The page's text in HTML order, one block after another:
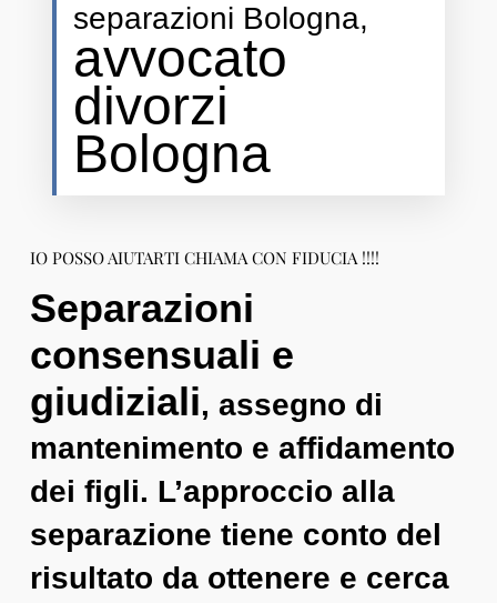
separazioni Bologna,
avvocato
divorzi
Bologna
IO POSSO AIUTARTI CHIAMA CON FIDUCIA !!!!
Separazioni
consensuali e
giudiziali, assegno di
mantenimento e affidamento
dei figli. L’approccio alla
separazione tiene conto del
risultato da ottenere e cerca